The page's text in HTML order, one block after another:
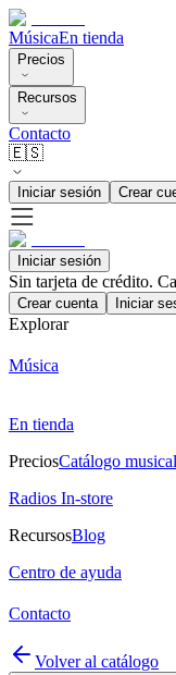
MúsicaEn tienda
Precios
Recursos
Contacto
🇪🇸
Iniciar sesión Crear
Iniciar sesión
Sin tarjeta de crédito.
Crear cuenta Iniciar
Explorar
Música
En tienda
PreciosCatálogo musical
Radios In-store
RecursosBlog
Centro de ayuda
Contacto
Volver al catálogo